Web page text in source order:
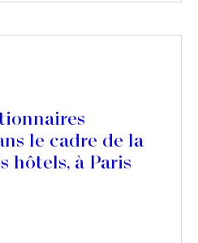
le cadre de la
hôtels, à Paris